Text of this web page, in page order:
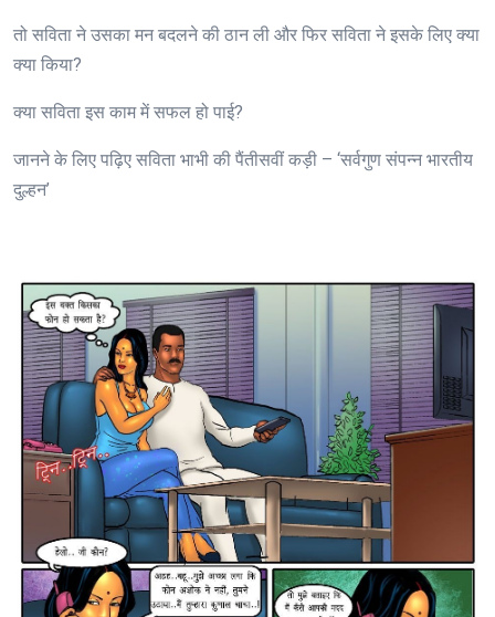
तो सविता ने उसका मन बदलने की ठान ली और फिर सविता ने इसके लिए क्या
क्या किया?
क्या सविता इस काम में सफल हो पाई?
जानने के लिए पढ़िए सविता भाभी की पैंतीसवीं कड़ी – ‘सर्वगुण संपन्न भारतीय
दुल्हन’